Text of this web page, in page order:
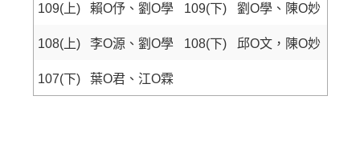
109(上) 賴O伃、劉O學 109(下) 劉O學、陳O妙
108(上) 李O源、劉O學 108(下) 邱O文，陳O妙
107(下) 葉O君、江O霖